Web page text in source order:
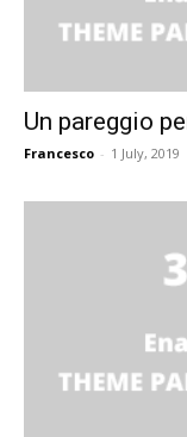
Un pareggio
Francesco - 1 July, 2019